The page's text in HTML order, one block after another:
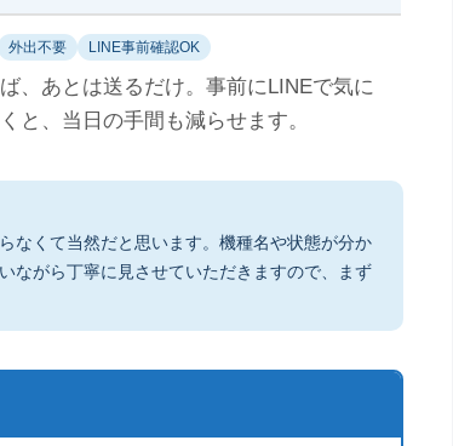
外出不要 LINE事前確認OK
、あとは送るだけ。事前にLINEで気に
と、当日の手間も減らせます。
なくて当然だと思います。機種名や状態が分か
ながら丁寧に見させていただきますので、まず